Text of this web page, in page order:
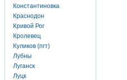
Константиновка
Краснодон
Кривой Рог
Кролевец
Куликов (пгт)
Лубны
Луганск
Луцк